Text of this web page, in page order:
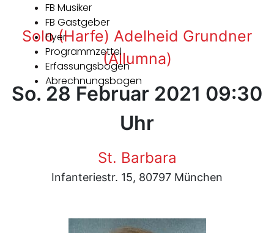
FB Musiker
FB Gastgeber
Flyer
Programmzettel
Erfassungsbogen
Abrechnungsbogen
Solo (Harfe) Adelheid Grundner
(Allumna)
So. 28 Februar 2021 09:30
Uhr
St. Barbara
Infanteriestr. 15, 80797 München